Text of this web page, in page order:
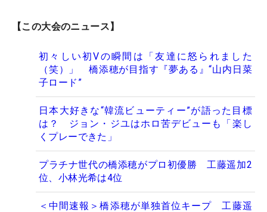
【この大会のニュース】
初々しい初Vの瞬間は「友達に怒られました
（笑）」 橋添穂が目指す『夢ある』“山内日菜
子ロード”
日本大好きな“韓流ビューティー”が語った目標
は？ ジョン・ジユはホロ苦デビューも「楽し
くプレーできた」
プラチナ世代の橋添穂がプロ初優勝 工藤遥加2
位、小林光希は4位
＜中間速報＞橋添穂が単独首位キープ 工藤遥